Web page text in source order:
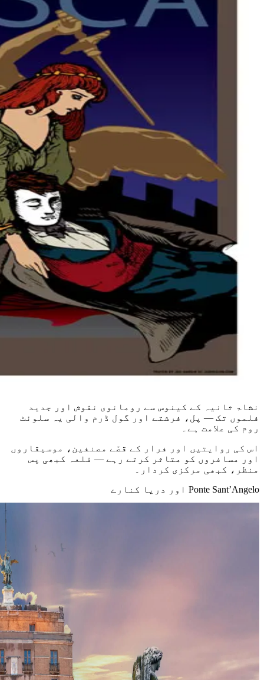
نشاۃ ثانیہ کے کینوس سے رومانوی نقوش اور جدید
فلموں تک — پل، فرشتے اور گول ڈرم والی یہ سلوئٹ
روم کی علامت ہے۔
اس کی روایتیں اور فرار کے قصّے مصنفین، موسیقاروں
اور مسافروں کو متاثر کرتے رہے — قلعہ کبھی پس
منظر، کبھی مرکزی کردار۔
Ponte Sant’Angelo اور دریا کنارے